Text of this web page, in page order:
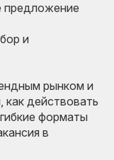
предложение
и
рынком и
действовать
форматы
в